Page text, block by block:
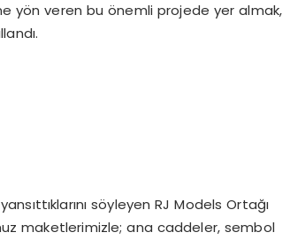
yön veren bu önemli projede yer almak,
söyleyen RJ Models Ortağı
maketlerimizle; ana caddeler, sembol